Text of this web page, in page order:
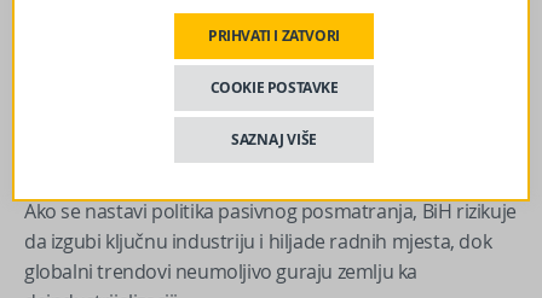
Da li je ovo početak kraja?
Dok se Pavgord predstavlja kao „spasitelj domaće
industrijske strategije, pojedinačne akvizicije neće riješiti
strukturne probleme sektora.
Ako se nastavi politika pasivnog posmatranja, BiH rizikuje
da izgubi ključnu industriju i hiljade radnih mjesta, dok
globalni trendovi neumoljivo guraju zemlju ka
PRIHVATI I ZATVORI
COOKIE POSTAVKE
SAZNAJ VIŠE